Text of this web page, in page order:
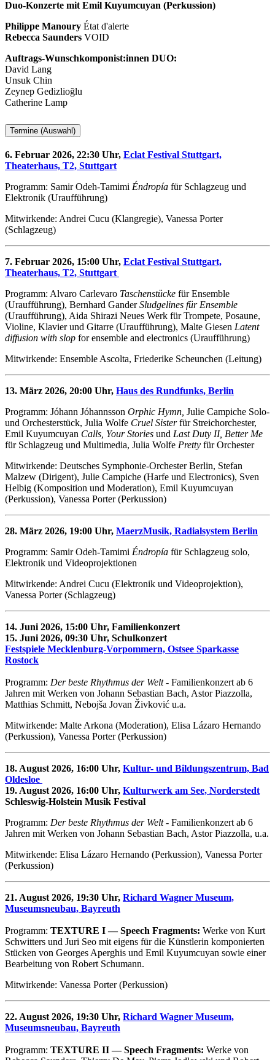
Duo-Konzerte mit Emil Kuyumcuyan (Perkussion)
Philippe Manoury État d'alerte
Rebecca Saunders VOID
Auftrags-Wunschkomponist:innen DUO:
David Lang
Unsuk Chin
Zeynep Gedizlioğlu
Catherine Lamp
Termine (Auswahl)
6. Februar 2026, 22:30 Uhr, Eclat Festival Stuttgart,
Theaterhaus, T2, Stuttgart
Programm: Samir Odeh-Tamimi Éndropía für Schlagzeug und
Elektronik (Uraufführung)
Mitwirkende: Andrei Cucu (Klangregie), Vanessa Porter
(Schlagzeug)
7. Februar 2026, 15:00 Uhr, Eclat Festival Stuttgart,
Theaterhaus, T2, Stuttgart
Programm: Alvaro Carlevaro Taschenstücke für Ensemble
(Uraufführung), Bernhard GanderSludgelines für Ensemble
(Uraufführung), Aida Shirazi Neues Werk für Trompete, Posaune,
Violine, Klavier und Gitarre (Uraufführung), Malte Giesen Latent
diffusion with slop for ensemble and electronics (Uraufführung)
Mitwirkende: Ensemble Ascolta, Friederike Scheunchen (Leitung)
13. März 2026, 20:00 Uhr, Haus des Rundfunks, Berlin
Programm: Jóhann Jóhannsson Orphic Hymn, Julie Campiche Solo-
und Orchesterstück, Julia Wolfe Cruel Sisterfür Streichorchester,
Emil Kuyumcuyan Calls, Your Stories und Last Duty II, Better Me
für Schlagzeug und Multimedia, Julia Wolfe Pretty für Orchester
Mitwirkende: Deutsches Symphonie-Orchester Berlin, Stefan
Malzew (Dirigent), Julie Campiche (Harfe und Electronics), Sven
Helbig (Komposition und Moderation), Emil Kuyumcuyan
(Perkussion), Vanessa Porter (Perkussion)
28. März 2026, 19:00 Uhr, MaerzMusik, Radialsystem Berlin
Programm: Samir Odeh-Tamimi Éndropía für Schlagzeug solo,
Elektronik und Videoprojektionen
Mitwirkende: Andrei Cucu (Elektronik und Videoprojektion),
Vanessa Porter (Schlagzeug)
14. Juni 2026, 15:00 Uhr, Familienkonzert
15. Juni 2026, 09:30 Uhr, Schulkonzert
Festspiele Mecklenburg-Vorpommern, Ostsee Sparkasse
Rostock
Programm: Der beste Rhythmus der Welt- Familienkonzert ab 6
Jahren mit Werken von Johann Sebastian Bach, Astor Piazzolla,
Matthias Schmitt, Nebojša Jovan Živković u.a.
Mitwirkende: Malte Arkona (Moderation), Elisa Lázaro Hernando
(Perkussion), Vanessa Porter (Perkussion)
18. August 2026, 16:00 Uhr, Kultur- und Bildungszentrum, Bad
Oldesloe
19. August 2026, 16:00 Uhr, Kulturwerk am See, Norderstedt
Schleswig-Holstein Musik Festival
Programm: Der beste Rhythmus der Welt- Familienkonzert ab 6
Jahren mit Werken von Johann Sebastian Bach, Astor Piazzolla, u.a.
Mitwirkende: Elisa Lázaro Hernando (Perkussion), Vanessa Porter
(Perkussion)
21. August 2026, 19:30 Uhr, Richard Wagner Museum,
Museumsneubau, Bayreuth
Programm: TEXTURE I — Speech Fragments: Werke von Kurt
Schwitters und Juri Seo mit eigens für die Künstlerin komponierten
Stücken von Georges Aperghis und Emil Kuyumcuyan sowie einer
Bearbeitung von Robert Schumann.
Mitwirkende: Vanessa Porter (Perkussion)
22. August 2026, 19:30 Uhr, Richard Wagner Museum,
Museumsneubau, Bayreuth
Programm: TEXTURE II — Speech Fragments: Werke von